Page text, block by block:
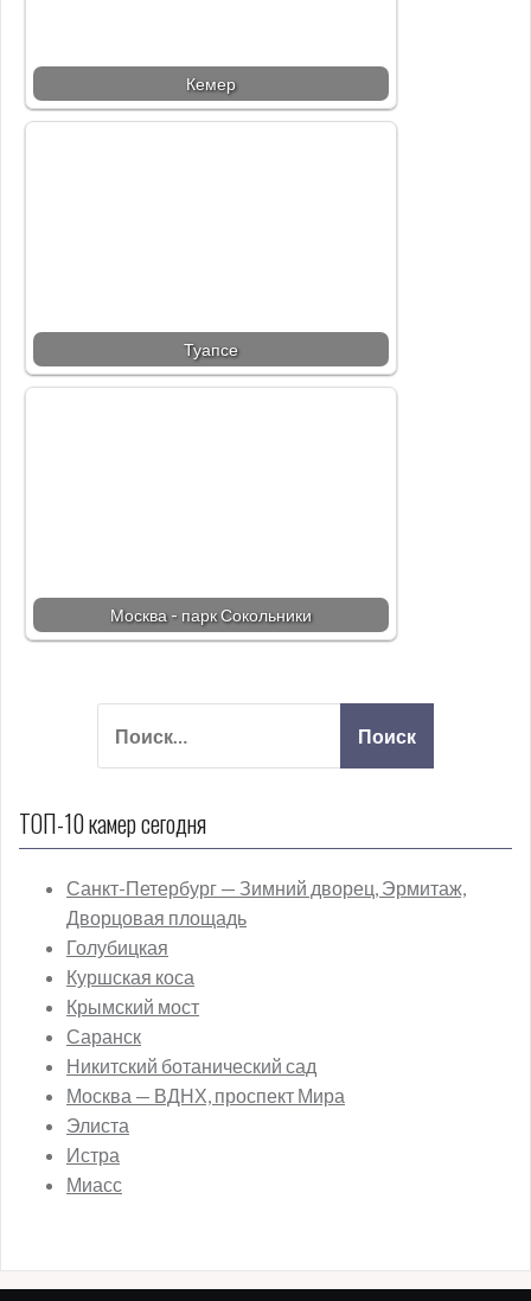
Кемер
Туапсе
Москва - парк Сокольники
ТОП-10 камер сегодня